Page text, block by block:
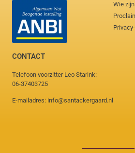
Wie
CONTACT
Telefoon voorzitter Leo Starink:
06-37403725
E-mailadres: info@santackergaard.nl